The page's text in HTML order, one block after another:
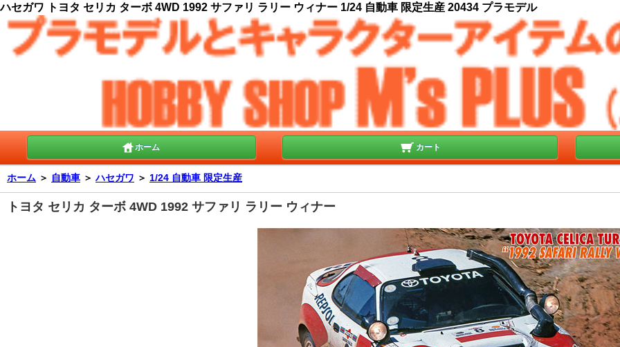
ハセガワ トヨタ セリカ ターボ 4WD 1992 サファリ ラリー ウィナー 1/24 自動車 限定生産 20434 プラモデル
ホーム カート
ホーム ＞ 自動車 ＞ ハセガワ ＞ 1/24 自動車 限定生産
トヨタ セリカ ターボ 4WD 1992 サファリ ラリー ウィナー